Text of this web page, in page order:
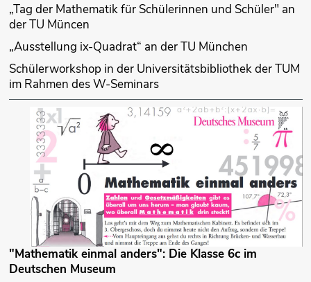
„Tag der Mathematik für Schülerinnen und Schüler" an
der TU Müncen
„Ausstellung ix-Quadrat“ an der TU München
Schülerworkshop in der Universitätsbibliothek der TUM
im Rahmen des W-Seminars
"Mathematik einmal anders": Die Klasse 6c im
Deutschen Museum